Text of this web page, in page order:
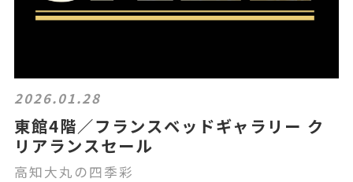
2026.01.28
東館4階／フランスベッドギャラリー ク
リアランスセール
高知大丸の四季彩